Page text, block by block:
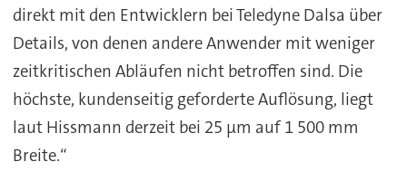
direkt mit den Entwicklern bei Teledyne Dalsa über
Details, von denen andere Anwender mit weniger
zeitkritischen Abläufen nicht betroffen sind. Die
höchste, kundenseitig geforderte Auflösung, liegt
laut Hissmann derzeit bei 25 μm auf 1 500 mm
Breite.“